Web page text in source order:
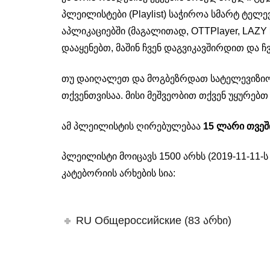
პლეილისტები (Playlist) საჭიროა სმარტ
აპლიკაციებში (მაგალითად, OTTPlayer,
დააყენებთ, მაშინ ჩვენ დაგვიკავშირდით და
თუ დაიღალეთ და მოგბეზრდათ
თქვენთვისაა. მისი მეშვეობით თქვენ
ამ პლეილისტის ღირებულებაა 15 ლარი
პლეილისტი მოიცავს 1500 არხს (2019-11-
კატებორიის არხების სია:
RU Общероссийские (83 არხი)